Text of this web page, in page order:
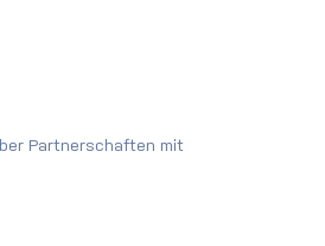
Partnerschaften mit